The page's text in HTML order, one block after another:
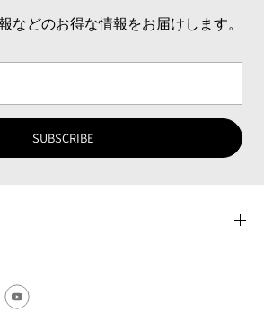
などのお得な情報をお届けします。
SUBSCRIBE